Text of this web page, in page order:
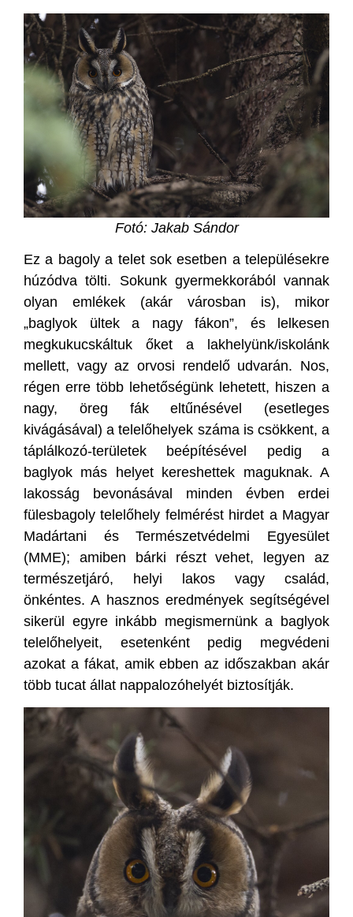
Fotó: Jakab Sándor
Ez a bagoly a telet sok esetben a településekre
húzódva tölti. Sokunk gyermekkorából vannak
olyan emlékek (akár városban is), mikor
„baglyok ültek a nagy fákon”, és lelkesen
megkukucskáltuk őket a lakhelyünk/iskolánk
mellett, vagy az orvosi rendelő udvarán. Nos,
régen erre több lehetőségünk lehetett, hiszen a
nagy, öreg fák eltűnésével (esetleges
kivágásával) a telelőhelyek száma is csökkent, a
táplálkozó-területek beépítésével pedig a
baglyok más helyet kereshettek maguknak. A
lakosság bevonásával minden évben erdei
fülesbagoly telelőhely felmérést hirdet a Magyar
Madártani és Természetvédelmi Egyesület
(MME); amiben bárki részt vehet, legyen az
természetjáró, helyi lakos vagy család,
önkéntes. A hasznos eredmények segítségével
sikerül egyre inkább megismernünk a baglyok
telelőhelyeit, esetenként pedig megvédeni
azokat a fákat, amik ebben az időszakban akár
több tucat állat nappalozóhelyét biztosítják.